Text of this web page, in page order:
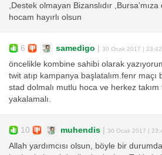
,Destek olmayan Bizanslıdır
hocam hayırlı olsun
6 samedigo 30 Ocak 2017 | 23:42
öncelikle kombine sahibi olarak
twit atıp kampanya başlatalım.fenr maçı
stad dolmalı mutlu hoca ve herkez
yakalamalı.
10 muhendis 30 Ocak 2017 |
Allah yardımcısı olsun, böyle bir